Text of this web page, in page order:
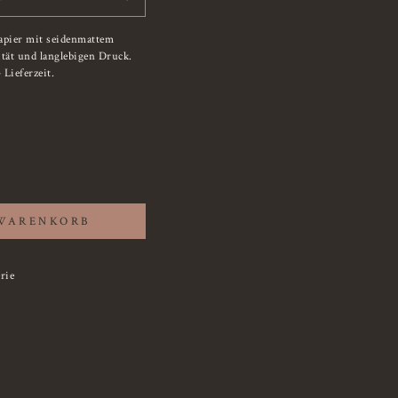
mit seidenmattem
und langlebigen Druck.
Lieferzeit.